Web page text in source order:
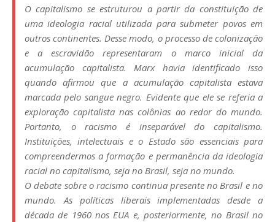
O capitalismo se estruturou a partir da constituição de
uma ideologia racial utilizada para submeter povos em
outros continentes. Desse modo, o processo de colonização
e a escravidão representaram o marco inicial da
acumulação capitalista. Marx havia identificado isso
quando afirmou que a acumulação capitalista estava
marcada pelo sangue negro. Evidente que ele se referia a
exploração capitalista nas colônias ao redor do mundo.
Portanto, o racismo é inseparável do capitalismo.
Instituições, intelectuais e o Estado são essenciais para
compreendermos a formação e permanência da ideologia
racial no capitalismo, seja no Brasil, seja no mundo.
O debate sobre o racismo continua presente no Brasil e no
mundo. As políticas liberais implementadas desde a
década de 1960 nos EUA e, posteriormente, no Brasil no